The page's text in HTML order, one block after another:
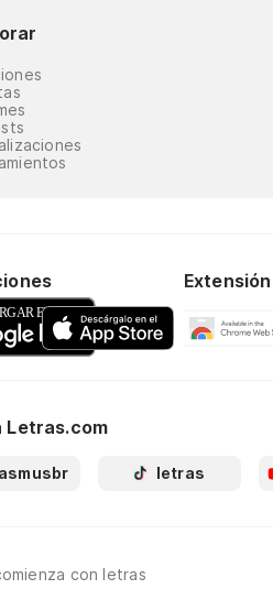
Extensión
Letras.com
letras
con letras